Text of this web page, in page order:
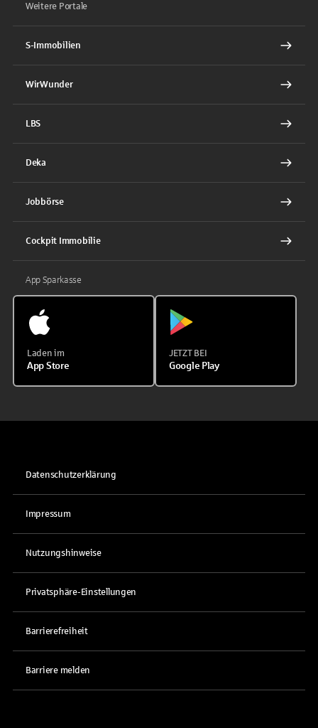
Weitere Portale
S-Immobilien
WirWunder
LBS
Deka
Jobbörse
Cockpit Immobilie
App Sparkasse
Laden im
App Store
JETZT BEI
Google Play
Datenschutzerklärung
Impressum
Nutzungshinweise
Privatsphäre-Einstellungen
Barrierefreiheit
Barriere melden